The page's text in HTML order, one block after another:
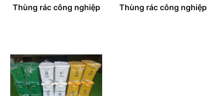
Thùng rác công nghiệp Thùng rác công nghiệp